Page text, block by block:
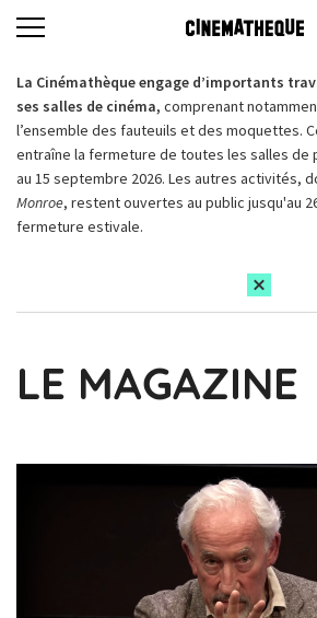
La Cinémathèque engage d’importants
ses salles de cinéma, comprenant
l’ensemble des fauteuils et des moquettes.
entraîne la fermeture de toutes les salles de
au 15 septembre 2026. Les autres activités,
Monroe, restent ouvertes au public jusqu'au
fermeture estivale.
LE MAGAZINE